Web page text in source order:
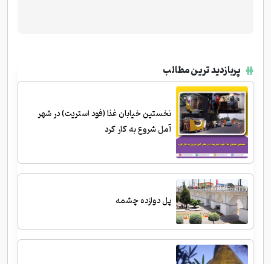
پربازدید ترین مطالب
نخستین خیابان غذا (فود استریت) در شهر
آمل شروع به کار کرد
پل دوازده چشمه